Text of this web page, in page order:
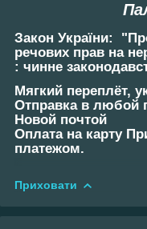
Закон України:
речових прав на
: чинне
Мягкий переплёт,
Отправка в любой
Новой почтой
Оплата на карту
платежом.
Приховати